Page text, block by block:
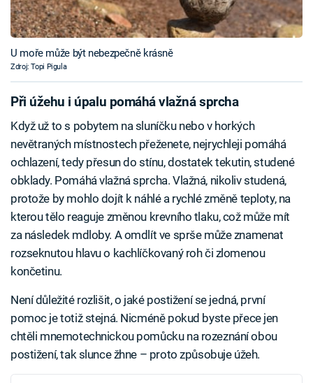
U moře může být nebezpečně krásně
Zdroj: Topi Pigula
Při úžehu i úpalu pomáhá vlažná sprcha
Když už to s pobytem na sluníčku nebo v horkých
nevětraných místnostech přeženete, nejrychleji pomáhá
ochlazení, tedy přesun do stínu, dostatek tekutin, studené
obklady. Pomáhá vlažná sprcha. Vlažná, nikoliv studená,
protože by mohlo dojít k náhlé a rychlé změně teploty, na
kterou tělo reaguje změnou krevního tlaku, což může mít
za následek mdloby. A omdlít ve sprše může znamenat
rozseknutou hlavu o kachlíčkovaný roh či zlomenou
končetinu.
Není důležité rozlišit, o jaké postižení se jedná, první
pomoc je totiž stejná. Nicméně pokud byste přece jen
chtěli mnemotechnickou pomůcku na rozeznání obou
postižení, tak slunce žhne – proto způsobuje úžeh.